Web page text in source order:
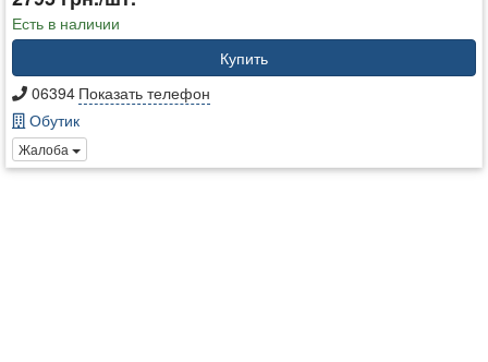
Есть в наличии
Купить
06394 Показать телефон
Обутик
Жалоба